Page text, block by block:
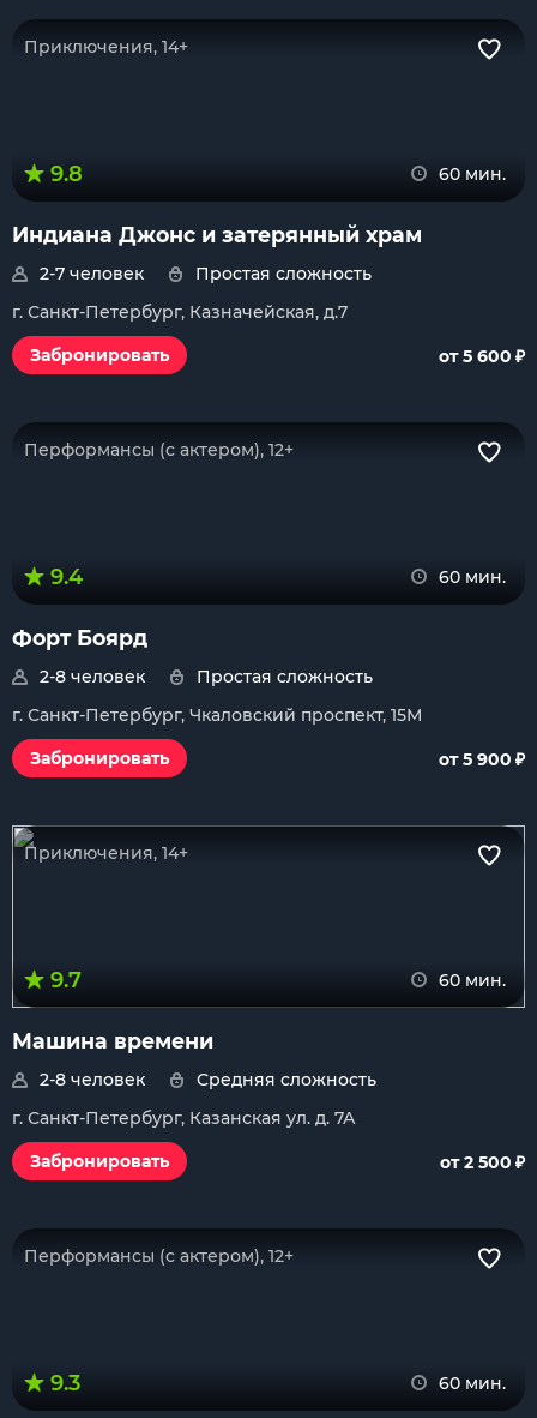
Приключения, 14+
9.8 60 мин.
Индиана Джонс и затерянный храм
2-7 человек
Простая сложность
г. Санкт-Петербург, Казначейская, д.7
Забронировать
от 5 600 ₽
Перформансы (с актером), 12+
9.4 60 мин.
Форт Боярд
2-8 человек
Простая сложность
г. Санкт-Петербург, Чкаловский проспект, 15М
Забронировать
от 5 900 ₽
Приключения, 14+
9.7 60 мин.
Машина времени
2-8 человек
Средняя сложность
г. Санкт-Петербург, Казанская ул. д. 7А
Забронировать
от 2 500 ₽
Перформансы (с актером), 12+
9.3 60 мин.